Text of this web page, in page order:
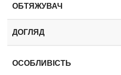
ОБТЯЖУВАЧ
ДОГЛЯД
ОСОБЛИВІСТЬ